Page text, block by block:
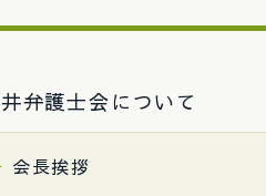
弁護士会について
会長挨拶